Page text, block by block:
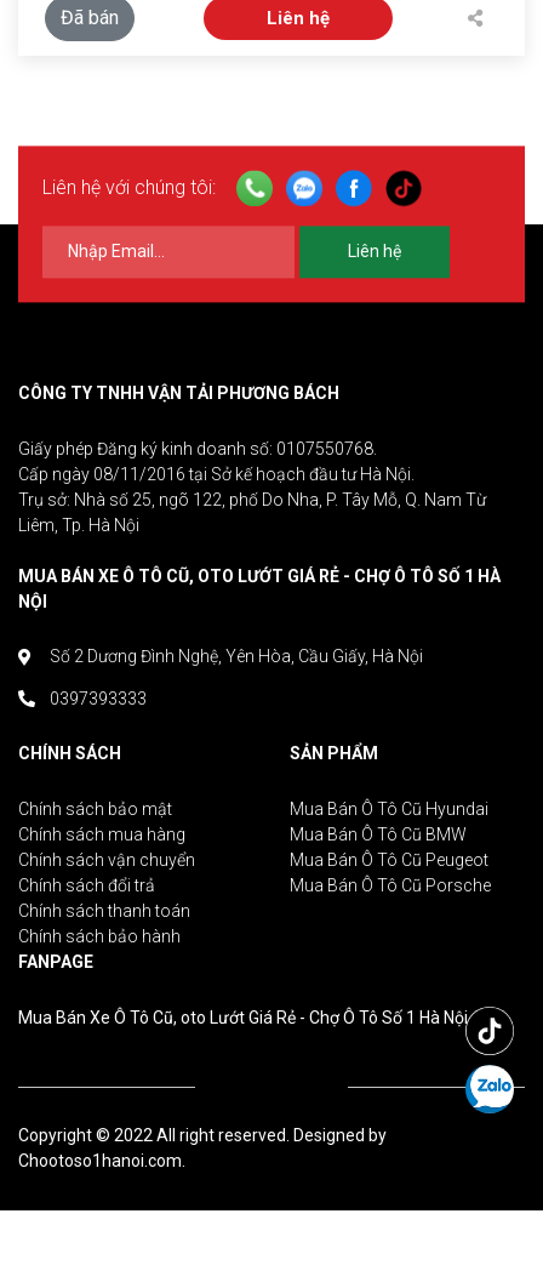
Đã bán Liên hệ
Liên hệ với chúng tôi:
Liên hệ
CÔNG TY TNHH VẬN TẢI PHƯƠNG BÁCH
Giấy phép Đăng ký kinh doanh số: 0107550768.
Cấp ngày 08/11/2016 tại Sở kế hoạch đầu tư Hà Nội.
Trụ sở: Nhà số 25, ngõ 122, phố Do Nha, P. Tây Mỗ, Q. Nam Từ
Liêm, Tp. Hà Nội
MUA BÁN XE Ô TÔ CŨ, OTO LƯỚT GIÁ RẺ - CHỢ Ô TÔ SỐ 1 HÀ
NỘI
Số 2 Dương Đình Nghệ, Yên Hòa, Cầu Giấy, Hà Nội
0397393333
CHÍNH SÁCH
Chính sách bảo mật
Chính sách mua hàng
Chính sách vận chuyển
Chính sách đổi trả
Chính sách thanh toán
Chính sách bảo hành
SẢN PHẨM
Mua Bán Ô Tô Cũ Hyundai
Mua Bán Ô Tô Cũ BMW
Mua Bán Ô Tô Cũ Peugeot
Mua Bán Ô Tô Cũ Porsche
FANPAGE
Mua Bán Xe Ô Tô Cũ, oto Lướt Giá Rẻ - Chợ Ô Tô Số 1 Hà Nội
Copyright © 2022 All right reserved. Designed by
Chootoso1hanoi.com.